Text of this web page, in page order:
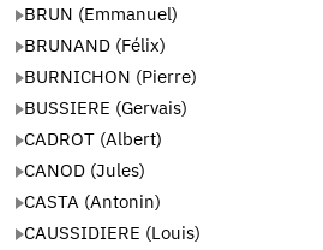
BRUN (Emmanuel)
BRUNAND (Félix)
BURNICHON (Pierre)
BUSSIERE (Gervais)
CADROT (Albert)
CANOD (Jules)
CASTA (Antonin)
CAUSSIDIERE (Louis)